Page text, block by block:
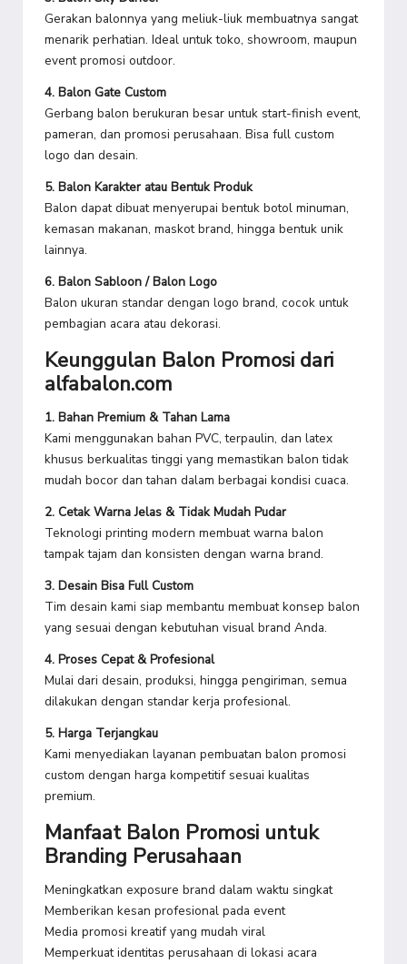
Gerakan balonnya yang meliuk-liuk membuatnya sangat
menarik perhatian. Ideal untuk toko, showroom, maupun
event promosi outdoor.
4. Balon Gate Custom
Gerbang balon berukuran besar untuk start-finish event,
pameran, dan promosi perusahaan. Bisa full custom
logo dan desain.
5. Balon Karakter atau Bentuk Produk
Balon dapat dibuat menyerupai bentuk botol minuman,
kemasan makanan, maskot brand, hingga bentuk unik
lainnya.
6. Balon Sabloon / Balon Logo
Balon ukuran standar dengan logo brand, cocok untuk
pembagian acara atau dekorasi.
Keunggulan Balon Promosi dari
alfabalon.com
1. Bahan Premium & Tahan Lama
Kami menggunakan bahan PVC, terpaulin, dan latex
khusus berkualitas tinggi yang memastikan balon tidak
mudah bocor dan tahan dalam berbagai kondisi cuaca.
2. Cetak Warna Jelas & Tidak Mudah Pudar
Teknologi printing modern membuat warna balon
tampak tajam dan konsisten dengan warna brand.
3. Desain Bisa Full Custom
Tim desain kami siap membantu membuat konsep balon
yang sesuai dengan kebutuhan visual brand Anda.
4. Proses Cepat & Profesional
Mulai dari desain, produksi, hingga pengiriman, semua
dilakukan dengan standar kerja profesional.
5. Harga Terjangkau
Kami menyediakan layanan pembuatan balon promosi
custom dengan harga kompetitif sesuai kualitas
premium.
Manfaat Balon Promosi untuk
Branding Perusahaan
Meningkatkan exposure brand dalam waktu singkat
Memberikan kesan profesional pada event
Media promosi kreatif yang mudah viral
Memperkuat identitas perusahaan di lokasi acara